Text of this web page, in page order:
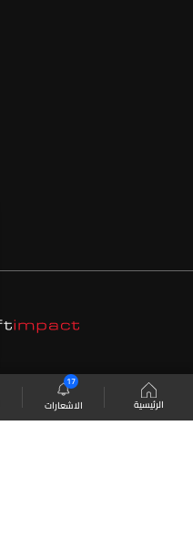
الرئيسية الاشعارات
17
موقع البرامج